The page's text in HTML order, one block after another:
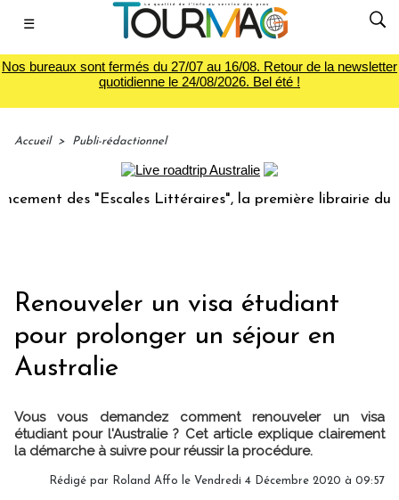
☰
Nos bureaux sont fermés du 27/07 au 16/08. Retour de la newsletter
quotidienne le 24/08/2026. Bel été !
Accueil > Publi-rédactionnel
des "Escales Littéraires", la première librairie du voyage
Renouveler un visa étudiant
pour prolonger un séjour en
Australie
Vous vous demandez comment renouveler un visa
étudiant pour l'Australie ? Cet article explique clairement
la démarche à suivre pour réussir la procédure.
Rédigé par Roland Affo le Vendredi 4 Décembre 2020 à 09:57